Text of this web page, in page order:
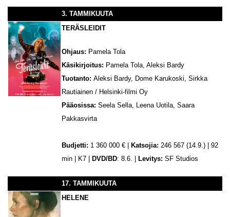
3. TAMMIKUUTA
TERÄSLEIDIT
Ohjaus: Pamela Tola
Käsikirjoitus: Pamela Tola, Aleksi Bardy
Tuotanto: Aleksi Bardy, Dome Karukoski, Sirkka
Rautiainen / Helsinki-filmi Oy
Pääosissa: Seela Sella, Leena Uotila, Saara
Pakkasvirta
Budjetti: 1 360 000 € | Katsojia: 246 567 (14.9.) | 92
min | K7 |
DVD/BD: 8.6. | Levitys: SF Studios
17. TAMMIKUUTA
HELENE